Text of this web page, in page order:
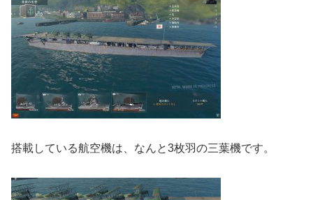
搭載している航空機は、なんと3枚羽の三葉機です。